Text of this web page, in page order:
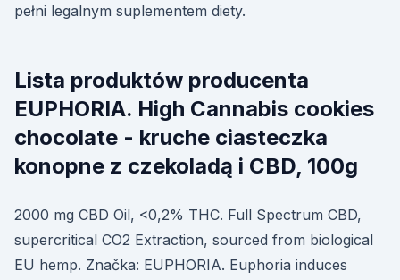
pełni legalnym suplementem diety.
Lista produktów producenta
EUPHORIA. High Cannabis cookies
chocolate - kruche ciasteczka
konopne z czekoladą i CBD, 100g
2000 mg CBD Oil, <0,2% THC. Full Spectrum CBD,
supercritical CO2 Extraction, sourced from biological
EU hemp. Značka: EUPHORIA. Euphoria induces